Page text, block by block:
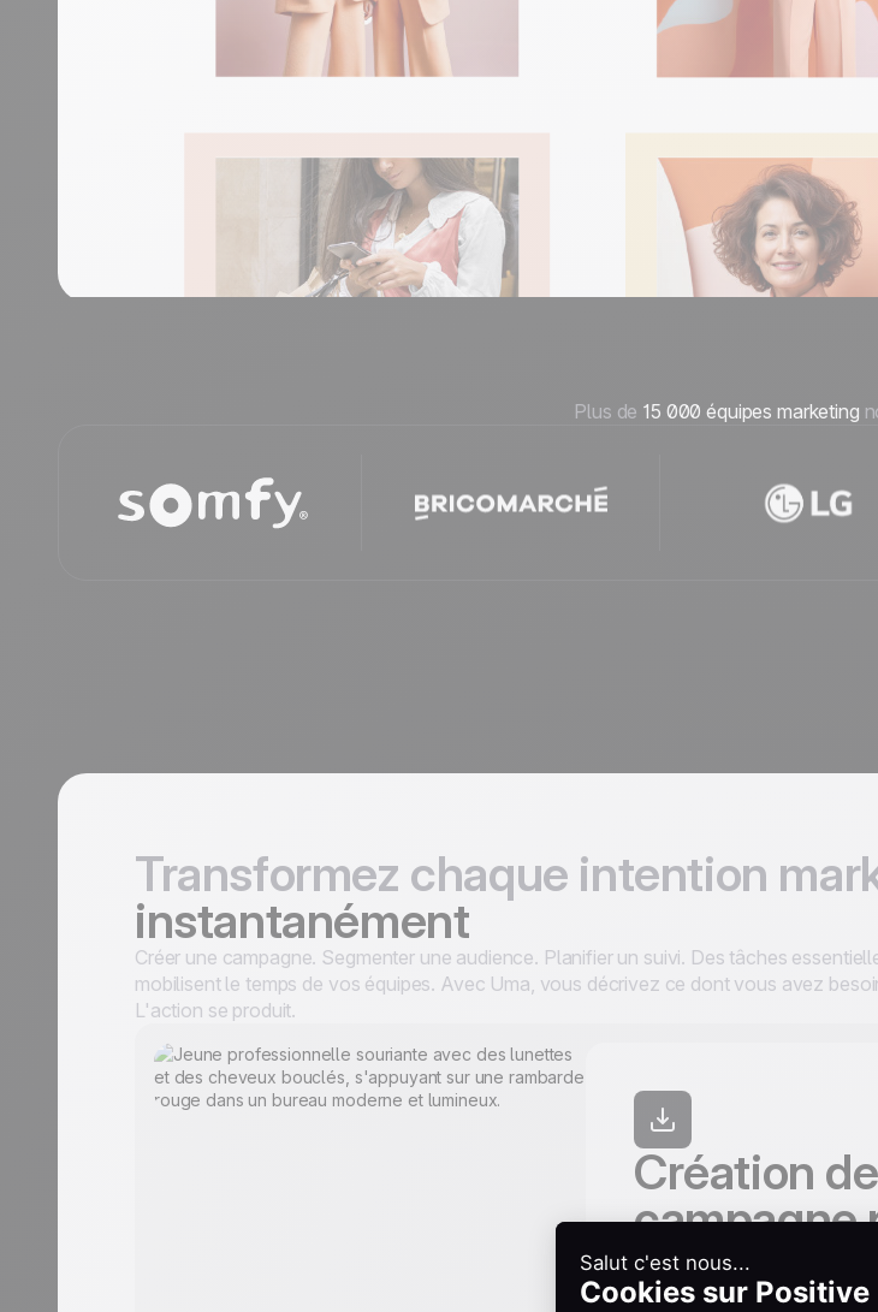
Plus de 15 000 équipes marketing
Transformez chaque intention
instantanément
Créer une campagne. Segmenter une audience. Planifier un suivi. Des tâches
mobilisent le temps de vos équipes. Avec Uma, vous décrivez ce dont vous avez
L'action se produit.
Création de
campagne
prompt
Dites à Uma ce que vous